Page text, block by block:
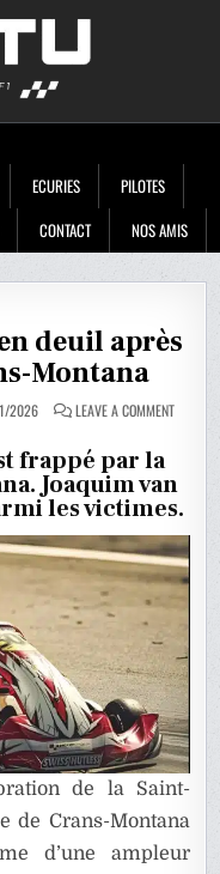
ECURIES
PILOTES
CONTACT NOS AMIS
deuil après
Montana
2026 LEAVE A COMMENTON
DEUIL
APRÈS
LA
DE
CRANS-
frappé par la
Joaquim van
les victimes.
de la Saint-
de Crans-Montana
d’une ampleur